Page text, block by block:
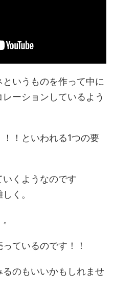
いうものを作って中に
ーションしているよう
！といわれる1つの要
くようなのです
く。
っているのです！！
のもいいかもしれませ